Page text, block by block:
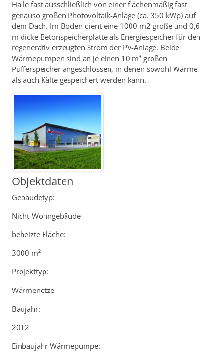
Halle fast ausschließlich von einer flächenmäßig fast
genauso großen Photovoltaik-Anlage (ca. 350 kWp) auf
dem Dach. Im Boden dient eine 1000 m2 große und 0,6
m dicke Betonspeicherplatte als Energiespeicher für den
regenerativ erzeugten Strom der PV-Anlage. Beide
Wärmepumpen sind an je einen 10 m³ großen
Pufferspeicher angeschlossen, in denen sowohl Wärme
als auch Kälte gespeichert werden kann.
Objektdaten
Gebäudetyp:
Nicht-Wohngebäude
beheizte Fläche:
3000 m²
Projekttyp:
Wärmenetze
Baujahr:
2012
Einbaujahr Wärmepumpe: